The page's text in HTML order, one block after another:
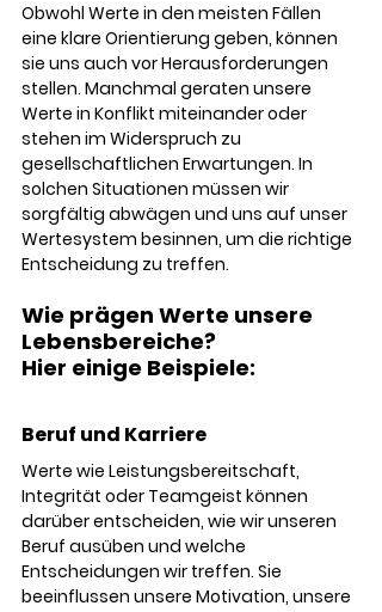
Obwohl Werte in den meisten Fällen
eine klare Orientierung geben, können
sie uns auch vor Herausforderungen
stellen. Manchmal geraten unsere
Werte in Konflikt miteinander oder
stehen im Widerspruch zu
gesellschaftlichen Erwartungen. In
solchen Situationen müssen wir
sorgfältig abwägen und uns auf unser
Wertesystem besinnen, um die richtige
Entscheidung zu treffen.
Wie prägen Werte unsere
Lebensbereiche?
Hier einige Beispiele:
Beruf und Karriere
Werte wie Leistungsbereitschaft,
Integrität oder Teamgeist können
darüber entscheiden, wie wir unseren
Beruf ausüben und welche
Entscheidungen wir treffen. Sie
beeinflussen unsere Motivation, unsere